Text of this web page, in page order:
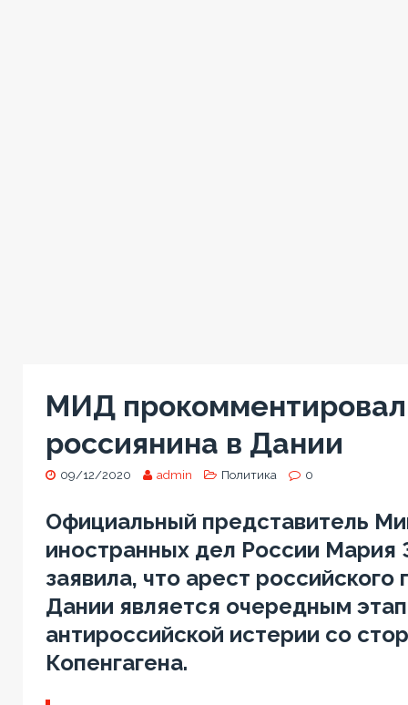
МИД прокомментировал
россиянина в Дании
09/12/2020 admin Политика 0
Официальный представитель
иностранных дел России Мария
заявила, что арест российского
Дании является очередным
антироссийской истерии со
Копенгагена.